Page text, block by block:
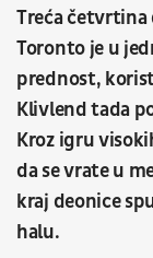
Treća četvrtina
Toronto je u
prednost,
Klivlend tada
Kroz igru
da se vrate u
kraj deonice
halu.